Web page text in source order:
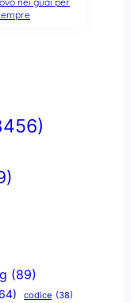
(89)
codice (38)